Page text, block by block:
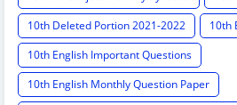
10th Deleted Portion 2021-2022
10th
10th English Important Questions
10th English Monthly Question Paper